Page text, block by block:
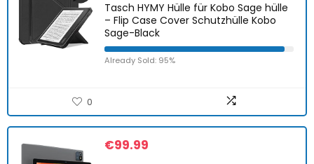
Tasch HYMY Hülle für Kobo Sage hülle
– Flip Case Cover Schutzhülle Kobo
Sage-Black
Already Sold: 95%
0
€99.99